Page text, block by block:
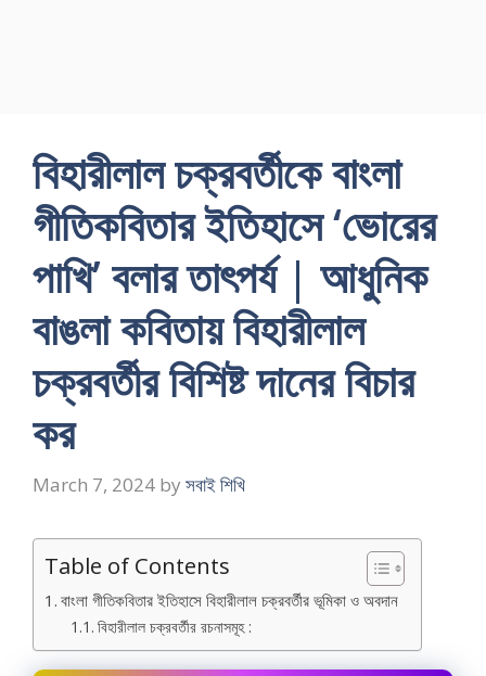
বিহারীলাল চক্রবর্তীকে বাংলা
গীতিকবিতার ইতিহাসে ‘ভোরের
পাখি’ বলার তাৎপর্য | আধুনিক
বাঙলা কবিতায় বিহারীলাল
চক্রবর্তীর বিশিষ্ট দানের বিচার
কর
March 7, 2024 by সবাই শিখি
Table of Contents
বাংলা গীতিকবিতার ইতিহাসে বিহারীলাল চক্রবর্তীর ভূমিকা ও অবদান
বিহারীলাল চক্রবর্তীর রচনাসমূহ :